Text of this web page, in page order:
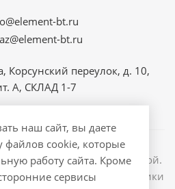
наш сайт, вы даете
файлов cookie, которые
работу сайта. Кроме
сервисы
bt.ru
bt.ru
Корсунский переулок, д. 10,
А, СКЛАД 1-7
является публичной офертой.
магазин бытовой техники